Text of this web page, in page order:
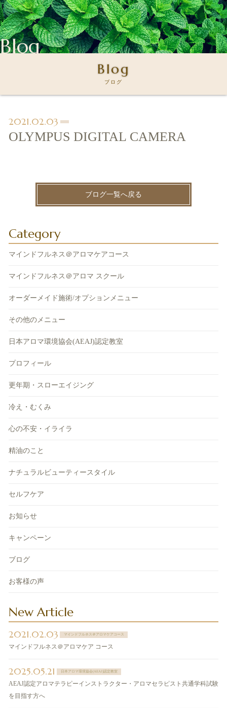
Blog
Blog
ブログ
2021.02.03
OLYMPUS DIGITAL CAMERA
ブログ一覧へ戻る
Category
マインドフルネス＠アロマケアコース
マインドフルネス＠アロマ スクール
オーダーメイド施術/オプションメニュー
その他のメニュー
日本アロマ環境協会(AEAJ)認定教室
プロフィール
更年期・スローエイジング
冷え・むくみ
心の不安・イライラ
精油のこと
ナチュラルビューティースタイル
セルフケア
お知らせ
キャンペーン
ブログ
お客様の声
New Article
2021.02.03 マインドフルネス＠アロマケアコース
マインドフルネス＠アロマケア コース
2025.05.21 日本アロマ環境協会(AEAJ)認定教室
AEAJ認定アロマテラピーインストラクター・アロマセラピスト共通学科試験
を目指す方へ